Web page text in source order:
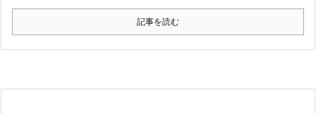
記事を読む